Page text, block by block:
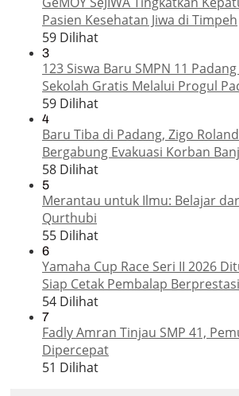
Pasien Kesehatan Jiwa di Timpeh
59 Dilihat
3
123 Siswa Baru SMPN 11
Sekolah Gratis Melalui Progul
59 Dilihat
4
Baru Tiba di Padang, Zigo
Bergabung Evakuasi Korban
58 Dilihat
5
Merantau untuk Ilmu: Belajar
Qurthubi
55 Dilihat
6
Yamaha Cup Race Seri II 2026
Siap Cetak Pembalap Berprestasi
54 Dilihat
7
Fadly Amran Tinjau SMP 41,
Dipercepat
51 Dilihat